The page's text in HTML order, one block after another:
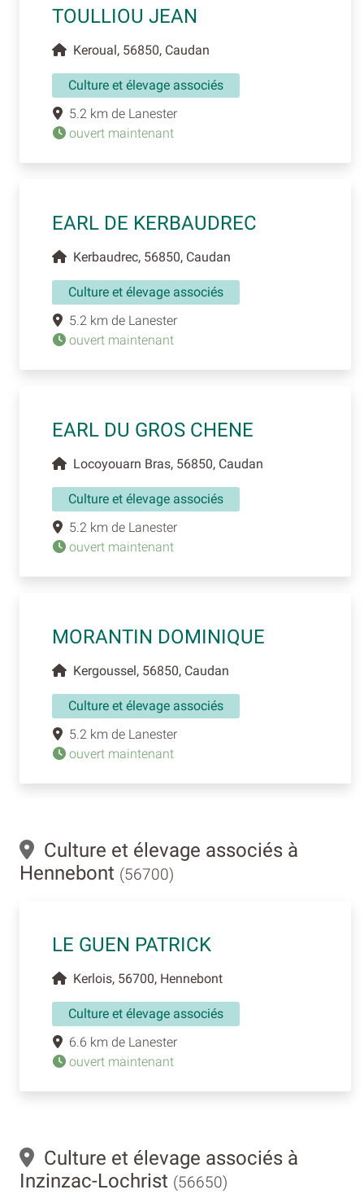
TOULLIOU JEAN
Keroual, 56850, Caudan
Culture et élevage associés
5.2 km de Lanester
ouvert maintenant
EARL DE KERBAUDREC
Kerbaudrec, 56850, Caudan
Culture et élevage associés
5.2 km de Lanester
ouvert maintenant
EARL DU GROS CHENE
Locoyouarn Bras, 56850, Caudan
Culture et élevage associés
5.2 km de Lanester
ouvert maintenant
MORANTIN DOMINIQUE
Kergoussel, 56850, Caudan
Culture et élevage associés
5.2 km de Lanester
ouvert maintenant
Culture et élevage associés à
Hennebont (56700)
LE GUEN PATRICK
Kerlois, 56700, Hennebont
Culture et élevage associés
6.6 km de Lanester
ouvert maintenant
Culture et élevage associés à
Inzinzac-Lochrist (56650)